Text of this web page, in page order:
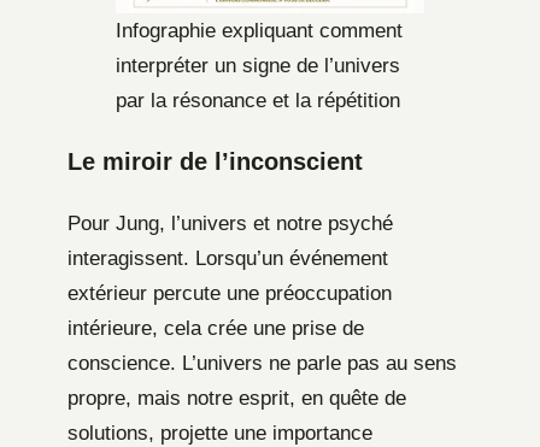
Infographie expliquant comment
interpréter un signe de l’univers
par la résonance et la répétition
Le miroir de l’inconscient
Pour Jung, l’univers et notre psyché
interagissent. Lorsqu’un événement
extérieur percute une préoccupation
intérieure, cela crée une prise de
conscience. L’univers ne parle pas au sens
propre, mais notre esprit, en quête de
solutions, projette une importance